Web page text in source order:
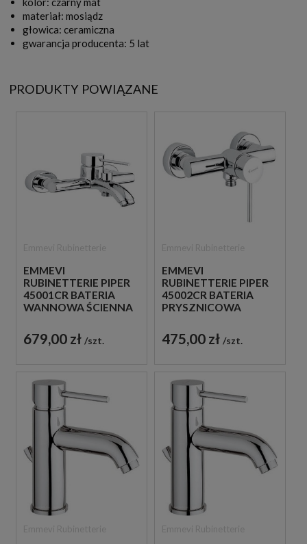
materiał: mosiądz
głowica: ceramiczna
gwarancja producenta: 5 lat
PRODUKTY POWIĄZANE
EMMEVI
RUBINETTERIE PIPER
45001CR BATERIA
WANNOWA ŚCIENNA
CHROM
679,00 zł szt.
EMMEVI
RUBINETTERIE PIPER
45002CR BATERIA
PRYSZNICOWA
JEDNOUCHWYTOWA
CHROM
475,00 zł szt.